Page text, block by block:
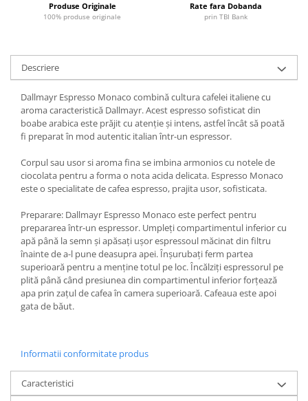
Produse Originale
100% produse originale
Rate fara Dobanda
prin TBI Bank
Descriere
Dallmayr Espresso Monaco combină cultura cafelei italiene cu
aroma caracteristică Dallmayr. Acest espresso sofisticat din
boabe arabica este prăjit cu atenție și intens, astfel încât să poată
fi preparat în mod autentic italian într-un espressor.
Corpul sau usor si aroma fina se imbina armonios cu notele de
ciocolata pentru a forma o nota acida delicata. Espresso Monaco
este o specialitate de cafea espresso, prajita usor, sofisticata.
Preparare: Dallmayr Espresso Monaco este perfect pentru
prepararea într-un espressor. Umpleți compartimentul inferior cu
apă până la semn și apăsați ușor espressoul măcinat din filtru
înainte de a-l pune deasupra apei. Înșurubați ferm partea
superioară pentru a menține totul pe loc. Încălziți espressorul pe
plită până când presiunea din compartimentul inferior forțează
apa prin zațul de cafea în camera superioară. Cafeaua este apoi
gata de băut.
Informatii conformitate produs
Caracteristici